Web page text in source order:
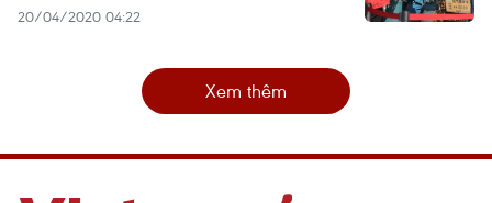
20/04/2020 04:22
Xem thêm